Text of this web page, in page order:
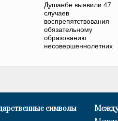
Душанбе выявили 47
случаев
воспрепятствования
обязательному
образованию
несовершеннолетних
символы